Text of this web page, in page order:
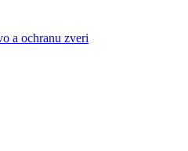
a ochranu zveri